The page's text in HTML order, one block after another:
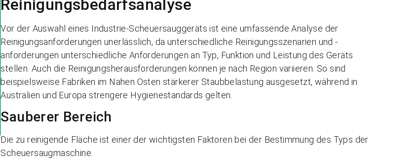
Reinigungsbedarfsanalyse
Vor der Auswahl eines Industrie-Scheuersauggeräts ist eine umfassende Analyse der
Reinigungsanforderungen unerlässlich, da unterschiedliche Reinigungsszenarien und -
anforderungen unterschiedliche Anforderungen an Typ, Funktion und Leistung des Geräts
stellen. Auch die Reinigungsherausforderungen können je nach Region variieren. So sind
beispielsweise Fabriken im Nahen Osten stärkerer Staubbelastung ausgesetzt, während in
Australien und Europa strengere Hygienestandards gelten.
Sauberer Bereich
Die zu reinigende Fläche ist einer der wichtigsten Faktoren bei der Bestimmung des Typs der
Scheuersaugmaschine.